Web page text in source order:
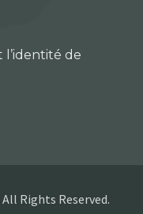
de
Rights Reserved.